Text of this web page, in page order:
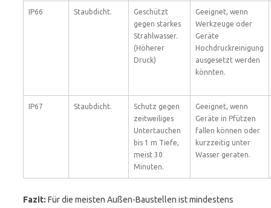
IP66 Staubdicht.
Geschützt
gegen starkes
Strahlwasser.
(Höherer
Druck)
Geeignet, wenn
Werkzeuge oder
Geräte
Hochdruckreinigung
ausgesetzt werden
könnten.
IP67 Staubdicht.
Schutz gegen
zeitweiliges
Untertauchen
bis 1 m Tiefe,
meist 30
Minuten.
Geeignet, wenn
Geräte in Pfützen
fallen können oder
kurzzeitig unter
Wasser geraten.
Fazit: Für die meisten Außen-Baustellen ist mindestens